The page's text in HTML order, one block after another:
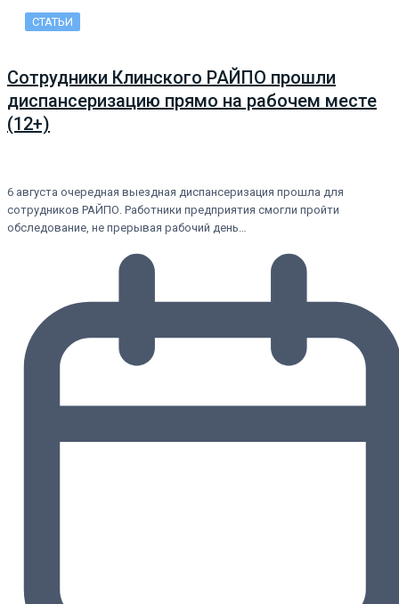
СТАТЬИ
Сотрудники Клинского РАЙПО прошли
диспансеризацию прямо на рабочем месте
(12+)
6 августа очередная выездная диспансеризация прошла для
сотрудников РАЙПО. Работники предприятия смогли пройти
обследование, не прерывая рабочий день…